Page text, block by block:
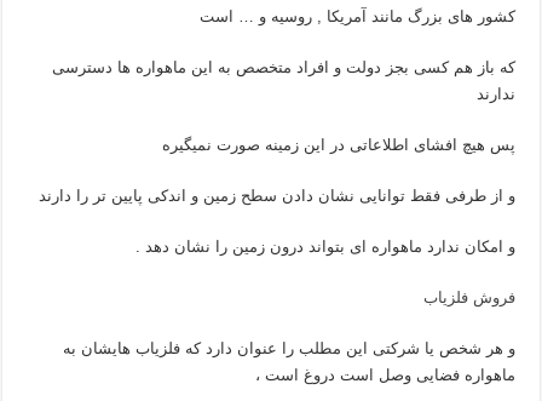
کشور های بزرگ مانند آمریکا , روسیه و … است
که باز هم کسی بجز دولت و افراد متخصص به این ماهواره ها دسترسی
ندارند
پس هیچ افشای اطلاعاتی در این زمینه صورت نمیگیره
و از طرفی فقط توانایی نشان دادن سطح زمین و اندکی پایین تر را دارند
و امکان ندارد ماهواره ای بتواند درون زمین را نشان دهد .
فروش فلزیاب
و هر شخص یا شرکتی این مطلب را عنوان دارد که فلزیاب هایشان به
ماهواره فضایی وصل است دروغ است ،